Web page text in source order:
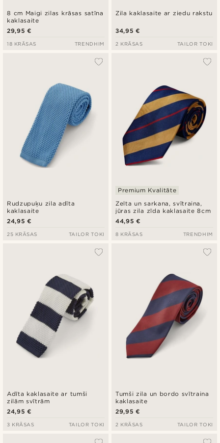
8 cm Maigi zilas krāsas satīna
kaklasaite
29,95 €
18 KRĀSAS TRENDHIM
Zila kaklasaite ar ziedu rakstu
34,95 €
2 KRĀSAS TAILOR TOKI
Rudzupuķu zila adīta
kaklasaite
24,95 €
25 KRĀSAS TAILOR TOKI
Zelta un sarkana, svītraina,
jūras zila zīda kaklasaite 8cm
Premium Kvalitāte
44,95 €
8 KRĀSAS TRENDHIM
Adīta kaklasaite ar tumši
zilām svītrām
24,95 €
3 KRĀSAS TAILOR TOKI
Tumši zila un bordo svītraina
kaklasaite
29,95 €
2 KRĀSAS TAILOR TOKI